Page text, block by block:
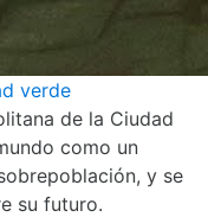
verde
de la Ciudad
como un
y se
su futuro.